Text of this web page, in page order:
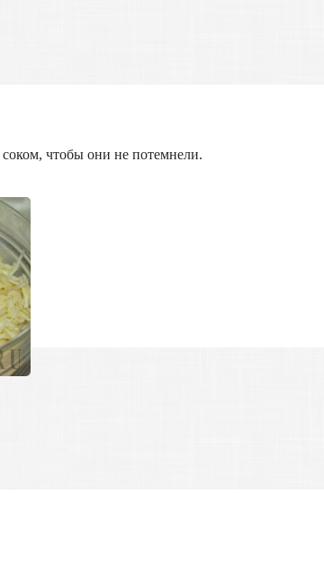
чтобы они не потемнели.